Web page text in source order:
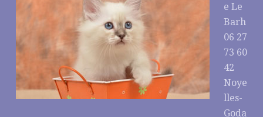
e Le
Barh
06 27
73 60
42
Noye
lles-
Goda